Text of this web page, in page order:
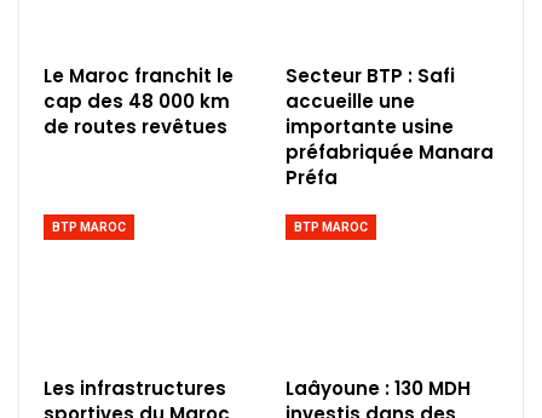
Le Maroc franchit le
cap des 48 000 km
de routes revêtues
Secteur BTP : Safi
accueille une
importante usine
préfabriquée Manara
Préfa
BTP MAROC
Les infrastructures
BTP MAROC
Laâyoune : 130 MDH